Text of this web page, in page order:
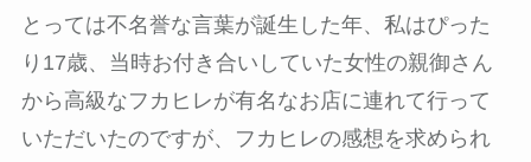
とっては不名誉な言葉が誕生した年、私はぴった
り17歳、当時お付き合いしていた女性の親御さん
から高級なフカヒレが有名なお店に連れて行って
いただいたのですが、フカヒレの感想を求められ